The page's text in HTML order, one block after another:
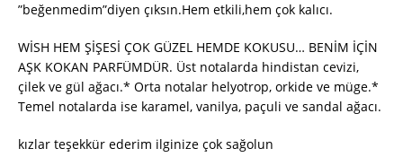
”beğenmedim”diyen çıksın.Hem etkili,hem çok kalıcı.
WİSH HEM ŞİŞESİ ÇOK GÜZEL HEMDE KOKUSU… BENİM İÇİN
AŞK KOKAN PARFÜMDÜR. Üst notalarda hindistan cevizi,
çilek ve gül ağacı.* Orta notalar helyotrop, orkide ve müge.*
Temel notalarda ise karamel, vanilya, paçuli ve sandal ağacı.
kızlar teşekkür ederim ilginize çok sağolun